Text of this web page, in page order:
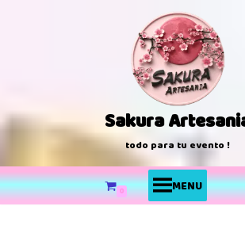
Sakura
todo para tu evento !
0 MENU